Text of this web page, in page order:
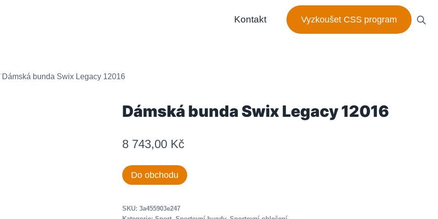
Kontakt Vyzkoušet CSS program
Dámská bunda Swix Legacy 12016
Dámská bunda Swix Legacy 12016
8 743,00 Kč
Do obchodu
SKU: 3a455903e247